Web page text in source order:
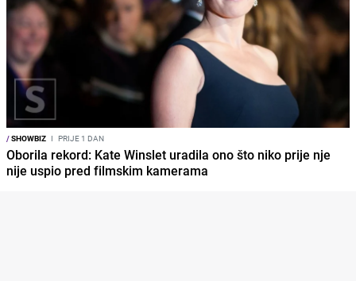
/SHOWBIZ I PRIJE 1 DAN
Oborila rekord: Kate Winslet uradila ono što niko prije nje
nije uspio pred filmskim kamerama